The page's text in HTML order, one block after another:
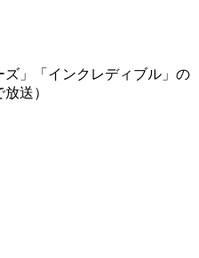
ズ」「インクレディブル」の
放送）